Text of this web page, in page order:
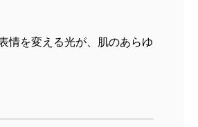
情を変える光が、肌のあらゆ